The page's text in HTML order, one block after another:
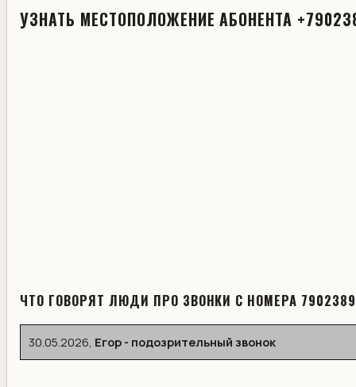
УЗНАТЬ МЕСТОПОЛОЖЕНИЕ АБОНЕНТА
ЧТО ГОВОРЯТ ЛЮДИ ПРО ЗВОНКИ С НОМЕРА
30.05.2026 Егор - подозрительный звонок